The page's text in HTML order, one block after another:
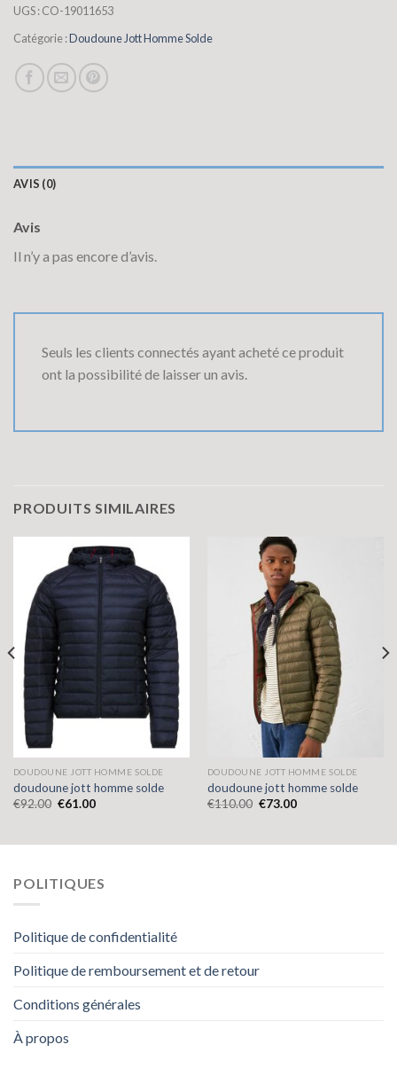
UGS :CO-19011653
Catégorie :Doudoune Jott Homme Solde
AVIS (0)
Avis
Il n’y a pas encore d’avis.
Seuls les clients connectés ayant acheté ce produit
ont la possibilité de laisser un avis.
PRODUITS SIMILAIRES
DOUDOUNE JOTT HOMME SOLDE
doudoune jott homme solde
€92.00 €61.00
DOUDOUNE JOTT HOMME SOLDE
doudoune jott homme solde
€110.00 €73.00
POLITIQUES
Politique de confidentialité
Politique de remboursement et de retour
Conditions générales
À propos